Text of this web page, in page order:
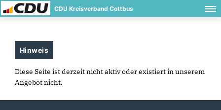
CDU Kreisverband Cottbus
Hinweis
Diese Seite ist derzeit nicht aktiv oder existiert in unserem
Angebot nicht.